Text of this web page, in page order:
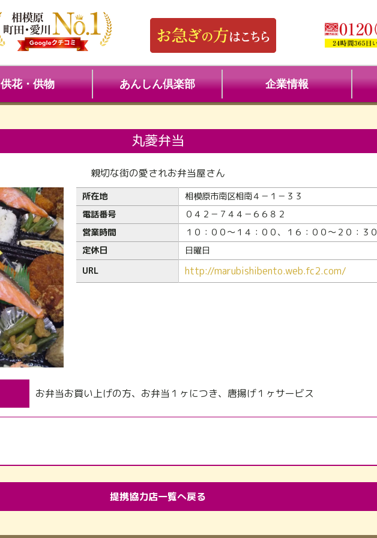
供花・供物 あんしん倶楽部 企業情報
丸菱弁当
親切な街の愛されお弁当屋さん
所在地
相模原市南区相南４－１－３３
電話番号
０４２－７４４－６６８２
営業時間
１０：００～１４：００、１６：００～２０：３０
定休日
日曜日
URL
http://marubishibento.web.fc2.com/
お弁当お買い上げの方、お弁当１ヶにつき、唐揚げ１ヶサービス
提携協力店一覧へ戻る